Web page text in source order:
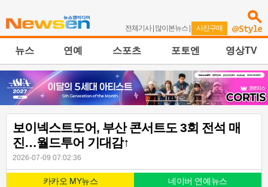
전체기사| 많이본뉴스 | 사진구매
뉴스 연예 스포츠 포토엔 영상TV
보이넥스트도어, 부산 콘서트도 3회 전석 매
진…월드투어 기대감↑
2026-07-09 07:02:36
카카오 MY뉴스 네이버 연예뉴스